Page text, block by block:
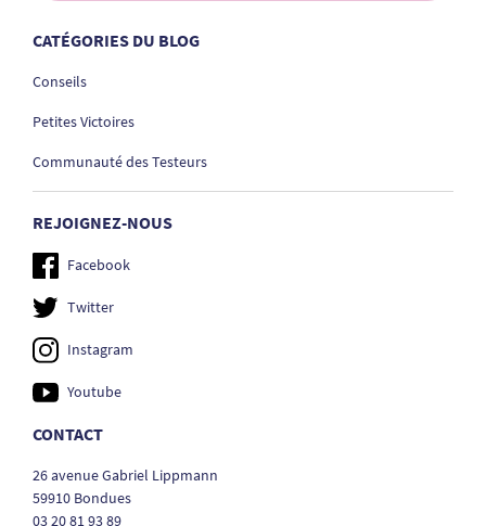
CATÉGORIES DU BLOG
Conseils
Petites Victoires
Communauté des Testeurs
REJOIGNEZ-NOUS
Facebook
Twitter
Instagram
Youtube
CONTACT
26 avenue Gabriel Lippmann
59910 Bondues
03 20 81 93 89